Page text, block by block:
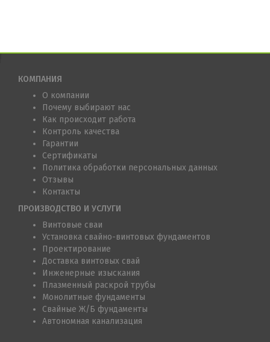
КОМПАНИЯ
О компании
Почему выбирают нас
Как происходит работа
Контроль качества
Гарантии
Сертификаты
Политика обработки персональных данных
Отзывы
Контакты
ПРОИЗВОДСТВО И УСЛУГИ
Винтовые сваи
Установка свайно-винтовых фундаментов
Проектирование
Доставка винтовых свай
Инженерные изыскания
Плазменный раскрой трубы
Монолитные фундаменты
Свайные Ж/Б фундаменты
Автономная канализация